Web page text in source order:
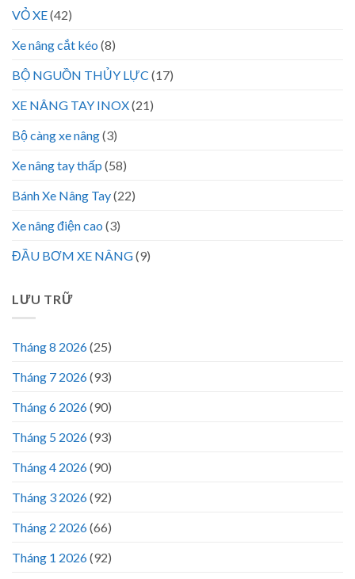
VỎ XE(42)
Xe nâng cắt kéo (8)
BỘ NGUỒN THỦY LỰC (17)
XE NÂNG TAY INOX(21)
Bộ càng xe nâng(3)
Xe nâng tay thấp (58)
Bánh Xe Nâng Tay(22)
Xe nâng điện cao (3)
ĐẦU BƠM XE NÂNG(9)
LƯU TRỮ
Tháng 8 2026(25)
Tháng 7 2026(93)
Tháng 6 2026(90)
Tháng 5 2026(93)
Tháng 4 2026(90)
Tháng 3 2026(92)
Tháng 2 2026(66)
Tháng 1 2026(92)